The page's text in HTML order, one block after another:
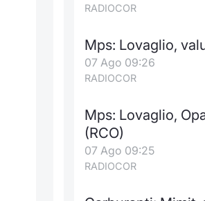
RADIOCOR
Mps: Lovaglio,
07 Ago 09:26
RADIOCOR
Mps: Lovaglio,
(RCO)
07 Ago 09:25
RADIOCOR